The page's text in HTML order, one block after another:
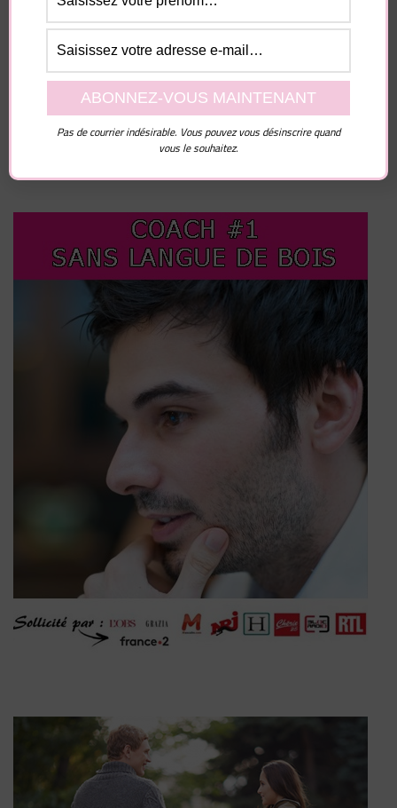
Enregistrer mon nom, mon e-mail et mon site dans
le navigateur pour mon prochain commentaire.
Pas de courrier indésirable. Vous pouvez vous désinscrire quand
vous le souhaitez.